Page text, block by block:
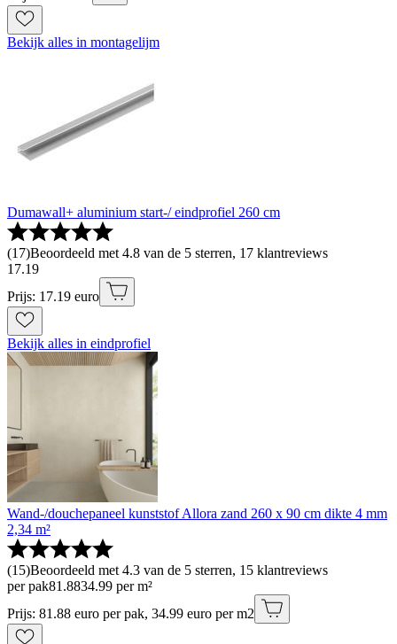
Bekijk alles in montagelijm
Dumawall+ aluminium start-/ eindprofiel 260 cm
(17)Beoordeeld met 4.8 van de 5 sterren, 17 klantreviews
17.19
Prijs: 17.19 euro
Bekijk alles in eindprofiel
Wand-/douchepaneel kunststof Allora zand 260 x 90 cm dikte 4 mm
2,34 m²
(15)Beoordeeld met 4.3 van de 5 sterren, 15 klantreviews
per pak81 .8834.99 per m²
Prijs: 81.88 euro per pak, 34.99 euro per m2